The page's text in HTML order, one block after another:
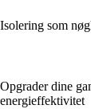
Isolering som
Opgrader dine
energieffektivitet